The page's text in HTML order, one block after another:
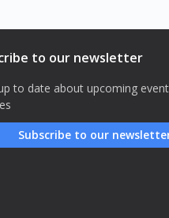
أمام الحقيقة العارية:
وإخراج: لين الجبّة
to our newsletter
to date about upcoming
Subscribe to our